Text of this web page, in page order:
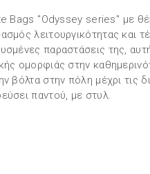
Bags ''Odyssey series'' με
λειτουργικότητας και
παραστάσεις της,
ομορφιάς στην
βόλτα στην πόλη μέχρι τις
παντού, με στυλ.